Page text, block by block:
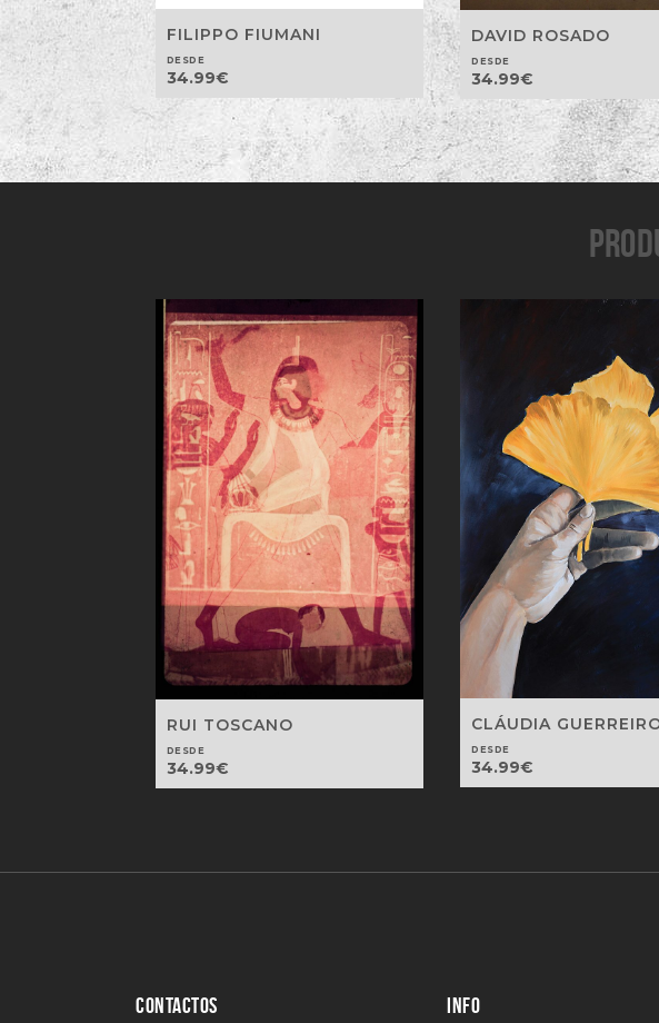
FILIPPO FIUMANI
DESDE
34.99€
DAVID ROSADO
DESDE
34.99€
RUI TOSCANO
DESDE
34.99€
CLÁUDIA
DESDE
34.99€
CONTACTOS INFO